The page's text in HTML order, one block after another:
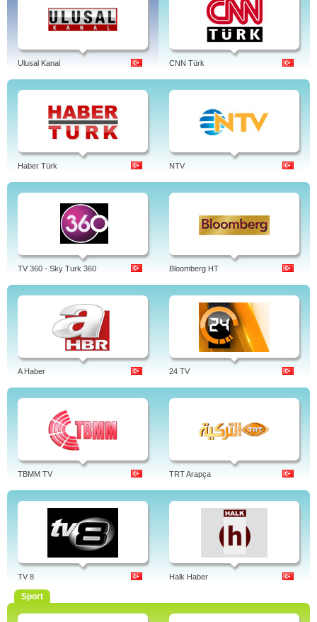
Ulusal Kanal CNN Türk
Haber Türk NTV
TV 360 - Sky Turk 360 Bloomberg HT
A Haber 24 TV
TBMM TV TRT Arapça
TV 8 Halk Haber
Sport